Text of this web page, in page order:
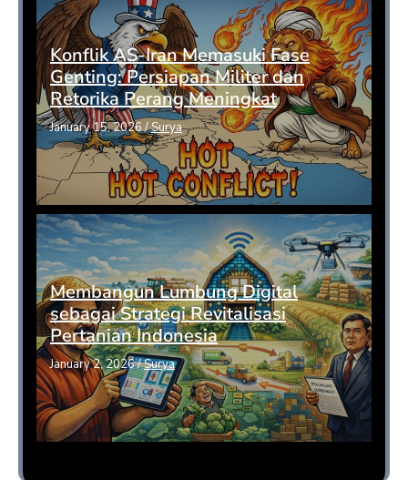
Konflik AS-Iran Memasuki Fase
Genting: Persiapan Militer dan
Retorika Perang Meningkat
January 15, 2026/Surya
Membangun Lumbung Digital
sebagai Strategi Revitalisasi
Pertanian Indonesia
January 2, 2026/Surya